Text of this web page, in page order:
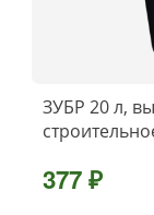
ЗУБР 20 л,
377 ₽